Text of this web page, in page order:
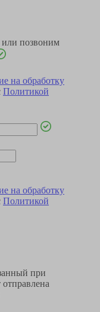
позвоним
на обработку
Политикой
на обработку
Политикой
при